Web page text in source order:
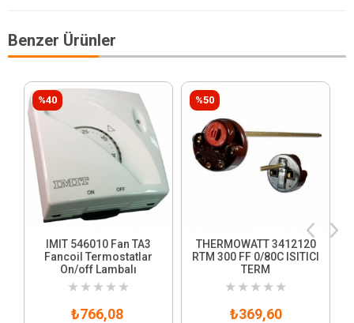
Benzer Ürünler
IMIT 546010 Fan TA3
Fancoil Termostatlar
On/off Lambalı
★ ★ ★ ★ ★
₺766,08
%40
THERMOWATT 3412120
RTM 300 FF 0/80C ISITICI
TERM
★ ★ ★ ★ ★
₺369,60
%50